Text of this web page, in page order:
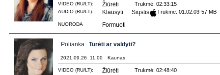
VIDEO (RU/LT): Žiūrėti Trukmė: 02:33:15
AUDIO (RU/LT): Klausyti Siųstis Trukmė: 01:02:03 57 MB
NUORODA Formuoti
Polianka Turėti ar valdyti?
2021.09.26 11.00 Kaunas
VIDEO (RU/LT): Žiūrėti Trukmė: 02:48:40